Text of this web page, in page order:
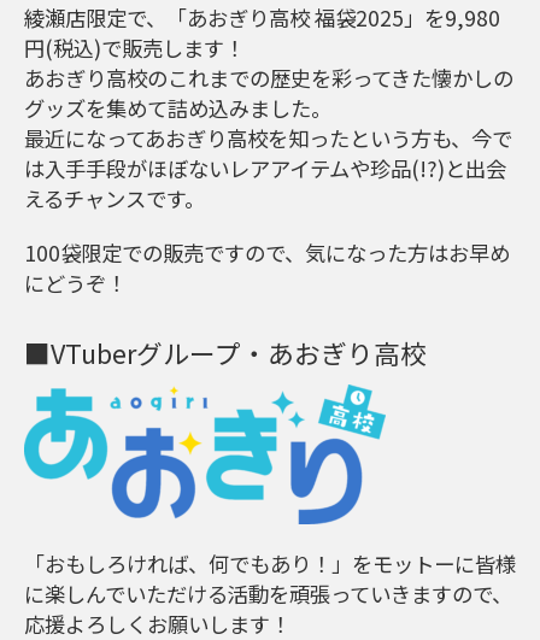
綾瀬店限定で、「あおぎり高校 福袋2025」を9,980
円(税込)で販売します！
あおぎり高校のこれまでの歴史を彩ってきた懐かしの
グッズを集めて詰め込みました。
最近になってあおぎり高校を知ったという方も、今で
は入手手段がほぼないレアアイテムや珍品(!?)と出会
えるチャンスです。
100袋限定での販売ですので、気になった方はお早め
にどうぞ！
■VTuberグループ・あおぎり高校
「おもしろければ、何でもあり！」をモットーに皆様
に楽しんでいただける活動を頑張っていきますので、
応援よろしくお願いします！